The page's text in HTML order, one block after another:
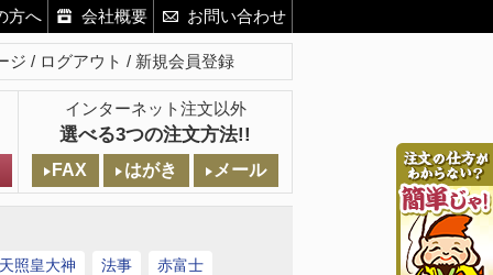
方へ 会社概要 お問い合わせ
ジ ログアウト 新規会員登録
インターネット注文以外
選べる3つの注文方法!!
FAX はがき メール
照皇大神 法事 赤富士